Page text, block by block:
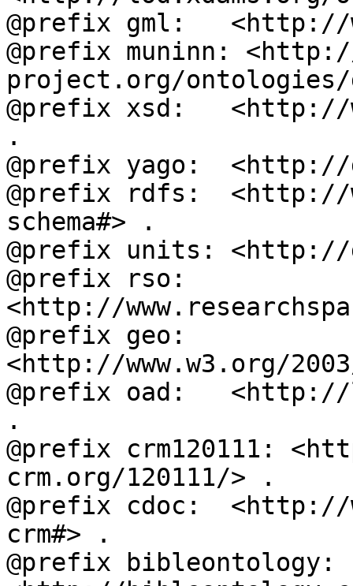
@prefix gml:   <http://
@prefix muninn:
project.org/ontologies/
@prefix xsd:   <http://
.
@prefix yago:
@prefix rdfs:  <http://
schema#> .
@prefix units:
@prefix rso:
<http://
@prefix geo:
<http://www.w3.org/
@prefix oad:   <http://
.
@prefix crm120111:
crm.org/120111/> .
@prefix cdoc:  <http://
crm#> .
@prefix bibleontology: